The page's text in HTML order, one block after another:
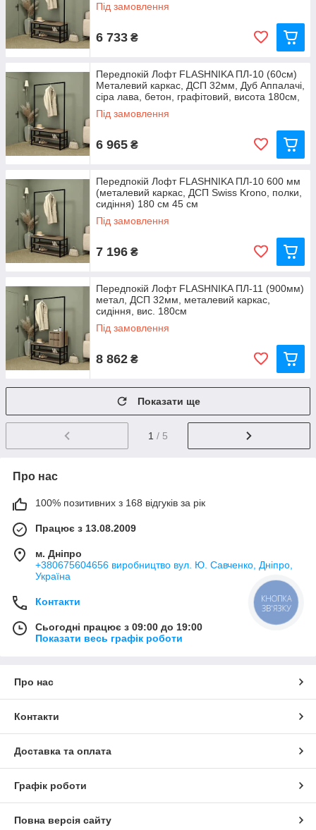
Під замовлення
6 733 ₴
Передпокій Лофт FLASHNIKA ПЛ-10 (60см)
Металевий каркас, ДСП 32мм, Дуб Аппалачі,
сіра лава, бетон, графітовий, висота 180см,
Під замовлення
6 965 ₴
Передпокій Лофт FLASHNIKA ПЛ-10 600 мм
(металевий каркас, ДСП Swiss Krono, полки,
сидіння) 180 см 45 см
Під замовлення
7 196 ₴
Передпокій Лофт FLASHNIKA ПЛ-11 (900мм)
метал, ДСП 32мм, металевий каркас,
сидіння, вис. 180см
Під замовлення
8 862 ₴
Показати ще
1 / 5
Про нас
100% позитивних з 168 відгуків за рік
Працює з 13.08.2009
м. Дніпро
+380675604656 виробництво вул. Ю. Савченко, Дніпро,
Україна
Контакти
Сьогодні працює з 09:00 до 19:00
Показати весь графік роботи
Про нас
Контакти
Доставка та оплата
Графік роботи
Повна версія сайту
КНОПКА
ЗВ'ЯЗКУ